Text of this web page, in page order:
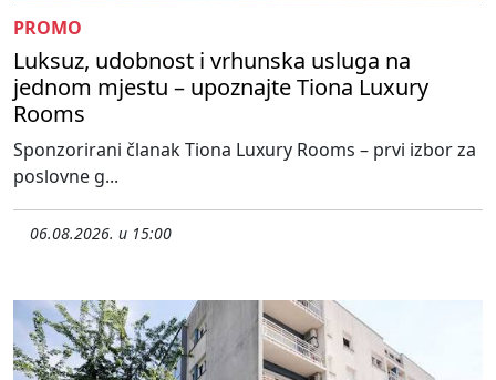
PROMO
Luksuz, udobnost i vrhunska usluga na
jednom mjestu – upoznajte Tiona Luxury
Rooms
Sponzorirani članak Tiona Luxury Rooms – prvi izbor za
poslovne g...
06.08.2026. u 15:00